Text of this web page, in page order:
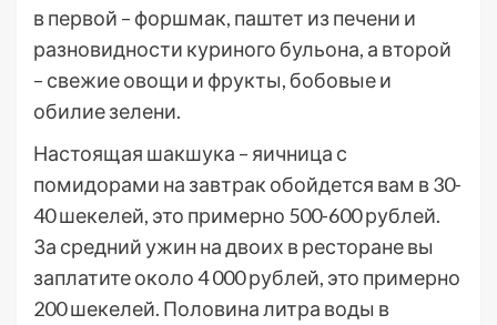
в первой – форшмак, паштет из печени и
разновидности куриного бульона, а второй
– свежие овощи и фрукты, бобовые и
обилие зелени.
Настоящая шакшука – яичница с
помидорами на завтрак обойдется вам в 30-
40 шекелей, это примерно 500-600 рублей.
За средний ужин на двоих в ресторане вы
заплатите около 4 000 рублей, это примерно
200 шекелей. Половина литра воды в